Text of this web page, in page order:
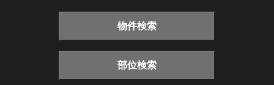
物件検索
部位検索